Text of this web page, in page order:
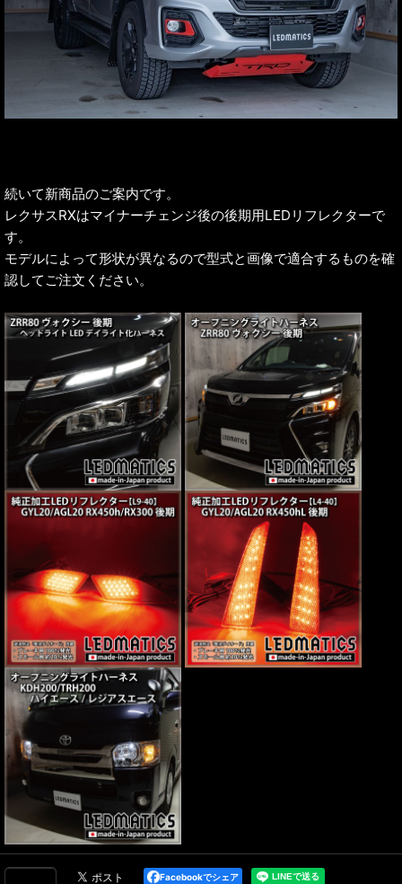
続いて新商品のご案内です。
レクサスRXはマイナーチェンジ後の後期用LEDリフレクターで
す。
モデルによって形状が異なるので型式と画像で適合するものを確
認してご注文ください。
Facebookでシェア